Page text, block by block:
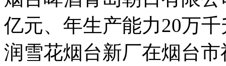
亿元、年生产能力20万
润雪花烟台新厂在烟台